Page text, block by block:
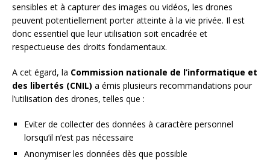
sensibles et à capturer des images ou vidéos, les drones
peuvent potentiellement porter atteinte à la vie privée. Il est
donc essentiel que leur utilisation soit encadrée et
respectueuse des droits fondamentaux.
A cet égard, la Commission nationale de l’informatique et
des libertés (CNIL) a émis plusieurs recommandations pour
l’utilisation des drones, telles que :
Eviter de collecter des données à caractère personnel
lorsqu’il n’est pas nécessaire
Anonymiser les données dès que possible